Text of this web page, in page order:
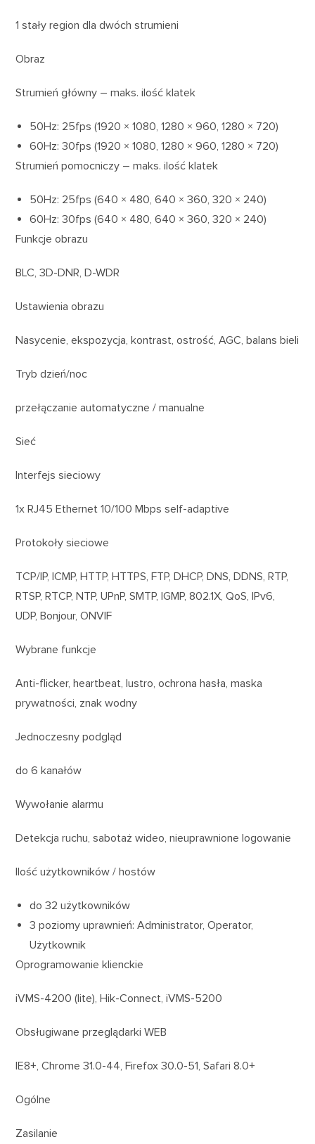
1 stały region dla dwóch strumieni
Obraz
Strumień główny – maks. ilość klatek
50Hz: 25fps (1920 × 1080, 1280 × 960, 1280 × 720)
60Hz: 30fps (1920 × 1080, 1280 × 960, 1280 × 720)
Strumień pomocniczy – maks. ilość klatek
50Hz: 25fps (640 × 480, 640 × 360, 320 × 240)
60Hz: 30fps (640 × 480, 640 × 360, 320 × 240)
Funkcje obrazu
BLC, 3D-DNR, D-WDR
Ustawienia obrazu
Nasycenie, ekspozycja, kontrast, ostrość, AGC, balans bieli
Tryb dzień/noc
przełączanie automatyczne / manualne
Sieć
Interfejs sieciowy
1x RJ45 Ethernet 10/100 Mbps self-adaptive
Protokoły sieciowe
TCP/IP, ICMP, HTTP, HTTPS, FTP, DHCP, DNS, DDNS, RTP,
RTSP, RTCP, NTP, UPnP, SMTP, IGMP, 802.1X, QoS, IPv6,
UDP, Bonjour, ONVIF
Wybrane funkcje
Anti-flicker, heartbeat, lustro, ochrona hasła, maska
prywatności, znak wodny
Jednoczesny podgląd
do 6 kanałów
Wywołanie alarmu
Detekcja ruchu, sabotaż wideo, nieuprawnione logowanie
Ilość użytkowników / hostów
do 32 użytkowników
3 poziomy uprawnień: Administrator, Operator,
Użytkownik
Oprogramowanie klienckie
iVMS-4200 (lite), Hik-Connect, iVMS-5200
Obsługiwane przeglądarki WEB
IE8+, Chrome 31.0-44, Firefox 30.0-51, Safari 8.0+
Ogólne
Zasilanie